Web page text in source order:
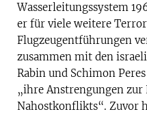
Wasserleitungssystem
er für viele weitere
Flugzeugentführungen
zusammen mit den
Rabin und Schimon
„ihre Anstrengungen zur
Nahostkonflikts“. Zuvor